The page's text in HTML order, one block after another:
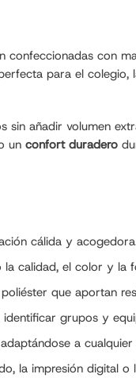
con
para el
sin añadir volumen
un confort duradero
cálida y
calidad, el color y la
que aportan
grupos y
a cualquier
la impresión digital o